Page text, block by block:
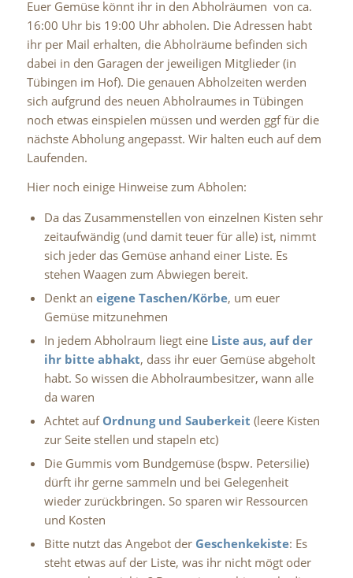
Euer Gemüse könnt ihr in den Abholräumen von ca.
16:00 Uhr bis 19:00 Uhr abholen. Die Adressen habt
ihr per Mail erhalten, die Abholräume befinden sich
dabei in den Garagen der jeweiligen Mitglieder (in
Tübingen im Hof). Die genauen Abholzeiten werden
sich aufgrund des neuen Abholraumes in Tübingen
noch etwas einspielen müssen und werden ggf für die
nächste Abholung angepasst. Wir halten euch auf dem
Laufenden.
Hier noch einige Hinweise zum Abholen:
Da das Zusammenstellen von einzelnen Kisten sehr
zeitaufwändig (und damit teuer für alle) ist, nimmt
sich jeder das Gemüse anhand einer Liste. Es
stehen Waagen zum Abwiegen bereit.
Denkt an eigene Taschen/Körbe, um euer
Gemüse mitzunehmen
In jedem Abholraum liegt eine Liste aus, auf der
ihr bitte abhakt, dass ihr euer Gemüse abgeholt
habt. So wissen die Abholraumbesitzer, wann alle
da waren
Achtet aufOrdnung und Sauberkeit (leere Kisten
zur Seite stellen und stapeln etc)
Die Gummis vom Bundgemüse (bspw. Petersilie)
dürft ihr gerne sammeln und bei Gelegenheit
wieder zurückbringen. So sparen wir Ressourcen
und Kosten
Bitte nutzt das Angebot der Geschenkekiste: Es
steht etwas auf der Liste, was ihr nicht mögt oder